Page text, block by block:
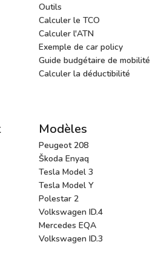
Outils
Calculer le TCO
Calculer l'ATN
Exemple de car policy
Guide budgétaire de mobilité
Calculer la déductibilité
Modèles
Peugeot 208
Škoda Enyaq
Tesla Model 3
Tesla Model Y
Polestar 2
Volkswagen ID.4
Mercedes EQA
Volkswagen ID.3